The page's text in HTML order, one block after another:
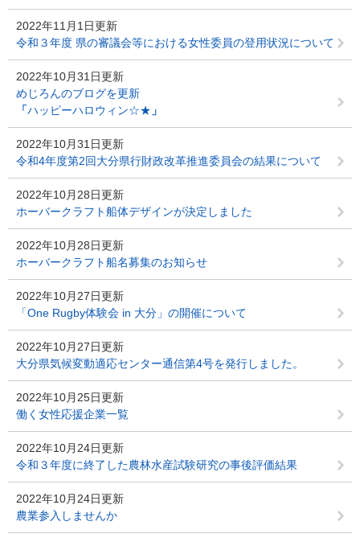
2022年11月1日更新
令和３年度 県の審議会等における女性委員の登用状況について
2022年10月31日更新
めじろんのブログを更新
「ハッピーハロウィン☆★ 」
2022年10月31日更新
令和4年度第2回大分県行財政改革推進委員会の結果について
2022年10月28日更新
ホーバークラフト船体デザインが決定しました
2022年10月28日更新
ホーバークラフト船名募集のお知らせ
2022年10月27日更新
「One Rugby体験会 in 大分」の開催について
2022年10月27日更新
大分県気候変動適応センター通信第4号を発行しました。
2022年10月25日更新
働く女性応援企業一覧
2022年10月24日更新
令和３年度に終了した農林水産試験研究の事後評価結果
2022年10月24日更新
農業参入しませんか